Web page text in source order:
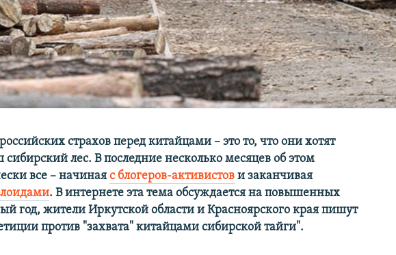
страхов перед китайцами – это то, что они хотят
сибирский лес. В последние несколько месяцев об этом
все – начинаяс блогеров-активистов и заканчивая
. В интернете эта тема обсуждается на повышенных
год, жители Иркутской области и Красноярского края пишут
против "захвата" китайцами сибирской тайги".